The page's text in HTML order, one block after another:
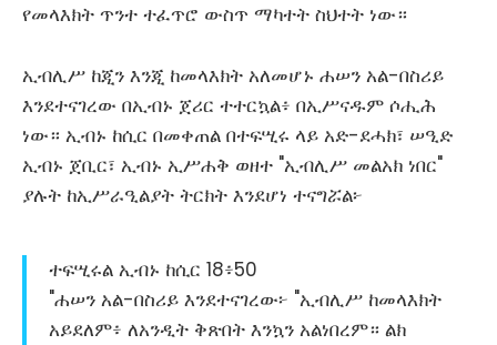
የመላእክት ጥንተ ተፈጥሮ ውስጥ ማካተት ስህተት ነው።
ኢብሊሥ ከጂን እንጂ ከመላእክት አለመሆኑ ሐሠን አል-በስሪይ
እንደተናገረው በኢብኑ ጀሪር ተተርኳል፥ በኢሥናዱም ሶሒሕ
ነው። ኢብኑ ከሲር በመቀጠል በተፍሢሩ ላይ አድ-ደሓክ፣ ሠዒድ
ኢብኑ ጀቢር፣ ኢብኑ ኢሥሐቅ ወዘተ "ኢብሊሥ መልአክ ነበር"
ያሉት ከኢሥራዒልያት ትርክት እንደሆነ ተናግሯል፦
ተፍሢሩል ኢብኑ ከሲር 18፥50
"ሐሠን አል-በስሪይ እንደተናገረው፦ "ኢብሊሥ ከመላእክት
አይደለም፥ ለአንዲት ቅጽበት እንኳን አልነበረም። ልክ